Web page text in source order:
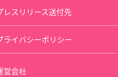
レスリリース送付先
ライバシーポリシー
営会社